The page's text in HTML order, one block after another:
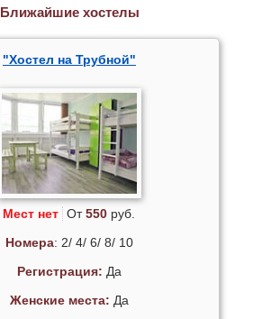
Ближайшие хостелы
"Хостел на Трубной"
Мест нет От550 руб.
Номера: 2/ 4/ 6/ 8/ 10
Регистрация: Да
Женские места: Да